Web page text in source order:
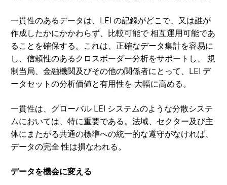
一貫性のあるデータは、LEI の記録がどこで、又は誰が
作成したかにかかわらず、比較可能で 相互運用可能であ
ることを確保する。これは、正確なデータ集計を容易に
し、信頼性のあるクロスボーダー分析をサポートし、 規
制当局、金融機関及びその他の関係者にとって、LEI デ
ータセットの分析価値と有用性を 大幅に高める。
一貫性は、グローバル LEI システムのような分散システ
ムにおいては、特に重要である。法域、セクター及び主
体にまたがる共通の標準への統一的な遵守がなければ、
データの完全 性は損なわれる。
データを機会に変える